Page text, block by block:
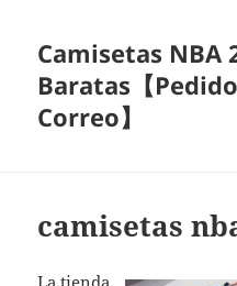
Camisetas NBA
Baratas【
Correo】
camisetas